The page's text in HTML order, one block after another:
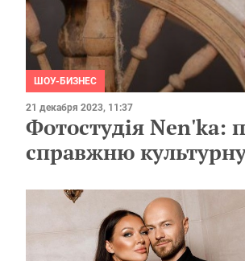
ШОУ-БИЗНЕС
21 декабря 2023, 11:37
Фотостудія Nen'ka:
справжню